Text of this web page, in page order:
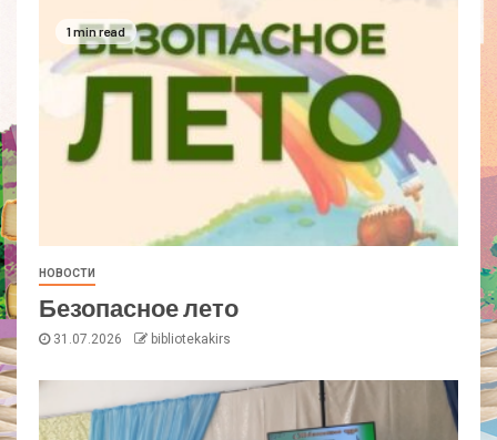
1 min read
НОВОСТИ
Безопасное лето
31.07.2026 bibliotekakirs